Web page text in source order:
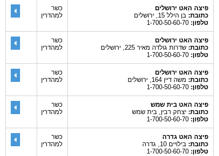
פיצה האט ירושלים
כתובת:בן הילל 15, ירושלים
טלפון:1-700-50-60-70
כשר
למהדרין
פיצה האט ירושלים
כתובת:שדרות גולדה מאיר 225, ירושלים
טלפון:1-700-50-60-70
כשר
למהדרין
פיצה האט ירושלים
כתובת:משה דיין 164, ירושלים
טלפון:1-700-50-60-70
כשר
למהדרין
פיצה האט בית שמש
כתובת:יצחק רבין, בית שמש
טלפון:1-700-50-60-70
כשר
למהדרין
פיצה האט גדרה
כתובת:בילויים 10, גדרה
טלפון:1-700-50-60-70
כשר
למהדרין